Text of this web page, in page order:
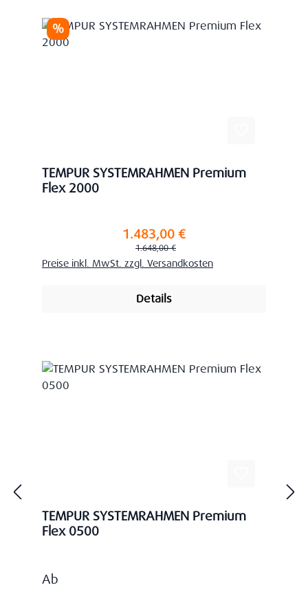
Rabatt
%
TEMPUR SYSTEMRAHMEN Premium
Flex 2000
Verkaufspreis:1.483,00 €
Regulärer Preis:
1.648,00 €
Preise inkl. MwSt. zzgl. Versandkosten
Details
TEMPUR SYSTEMRAHMEN Premium
Flex 0500
Regulärer Preis:
Ab